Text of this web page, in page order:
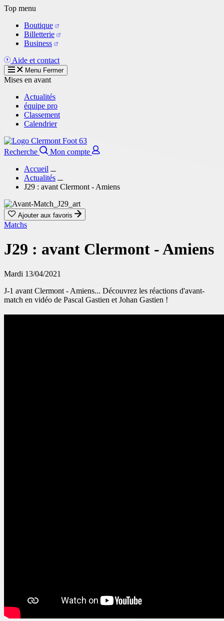
Aller
contenu
principal
Top menu
Boutique
Billetterie
Business
Aide et contact
Menu Fermer
Mises en avant
Actualités
équipe pro
Classement
Calendrier
Recherche
Mon compte
Accueil
Actualités
J29 : avant Clermont - Amiens
Ajouter aux favoris
Matchs
J29 : avant Clermont - Amiens
Mardi 13/04/2021
J-1 avant Clermont - Amiens... Découvrez les réactions d'avant-
match en vidéo de Pascal Gastien et Johan Gastien !